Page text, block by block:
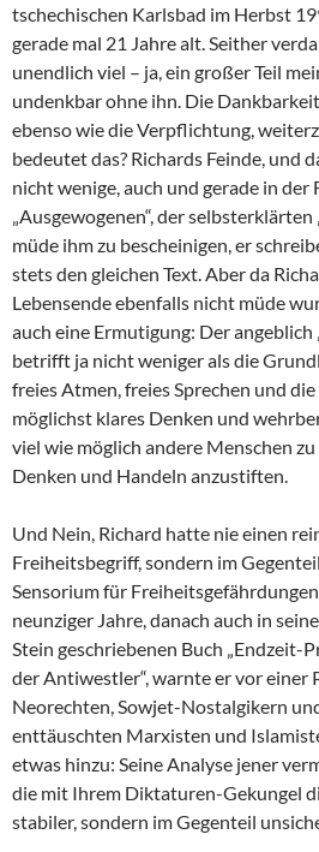
tschechischen Karlsbad im Herbst
gerade mal 21 Jahre alt. Seither
unendlich viel – ja, ein großer Teil
undenkbar ohne ihn. Die
ebenso wie die Verpflichtung,
bedeutet das? Richards Feinde, und
nicht wenige, auch und gerade in
„Ausgewogenen“, der
müde ihm zu bescheinigen, er
stets den gleichen Text. Aber da
Lebensende ebenfalls nicht müde
auch eine Ermutigung: Der angeblich
betrifft ja nicht weniger als die
freies Atmen, freies Sprechen und
möglichst klares Denken und
viel wie möglich andere Menschen
Denken und Handeln anzustiften.
Und Nein, Richard hatte nie einen
Freiheitsbegriff, sondern im
Sensorium für
neunziger Jahre, danach auch in
Stein geschriebenen Buch „Endzeit-
der Antiwestler“, warnte er vor einer
Neorechten, Sowjet-Nostalgikern
enttäuschten Marxisten und
etwas hinzu: Seine Analyse jener
die mit Ihrem Diktaturen-Gekungel
stabiler, sondern im Gegenteil